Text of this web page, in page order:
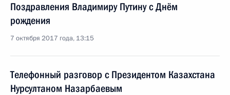
Поздравления Владимиру Путину с Днём
рождения
7 октября 2017 года, 13:15
Телефонный разговор с Президентом Казахстана
Нурсултаном Назарбаевым